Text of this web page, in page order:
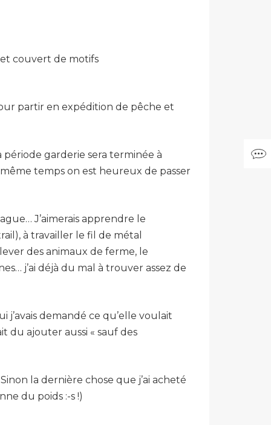
couvert de motifs
partir en expédition de pêche et
période garderie sera terminée à
temps on est heureux de passer
J’aimerais apprendre le
à travailler le fil de métal
des animaux de ferme, le
j’ai déjà du mal à trouver assez de
j’avais demandé ce qu’elle voulait
du ajouter aussi « sauf des
la dernière chose que j’ai acheté
du poids :-s !)